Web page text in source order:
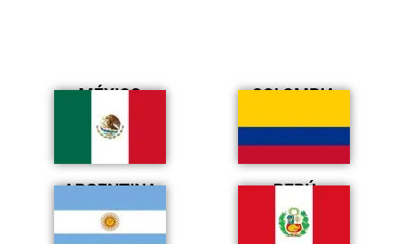
MÉXICO COLOMBIA
ARGENTINA PERÚ